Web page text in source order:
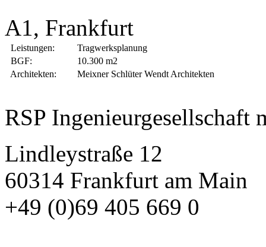
A1, Frankfurt
Leistungen:
Tragwerksplanung
BGF:
10.300 m2
Architekten:
Meixner Schlüter Wendt Architekten
RSP Ingenieurgesellschaft
Lindleystraße 12
60314 Frankfurt am Main
+49 (0)69 405 669 0